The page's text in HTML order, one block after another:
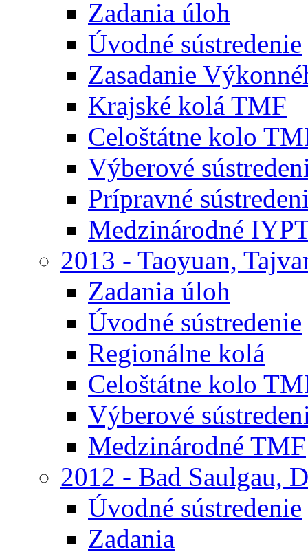
Zadania úloh
Úvodné sústredenie
Zasadanie
Krajské kolá TMF
Celoštátne kolo
Výberové
Prípravné
Medzinárodné
2013 - Taoyuan,
Zadania úloh
Úvodné sústredenie
Regionálne kolá
Celoštátne kolo
Výberové
Medzinárodné TMF
2012 - Bad Saulgau,
Úvodné sústredenie
Zadania